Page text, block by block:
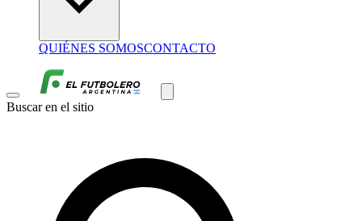
QUIÉNES SOMOSCONTACTO
Buscar en el sitio